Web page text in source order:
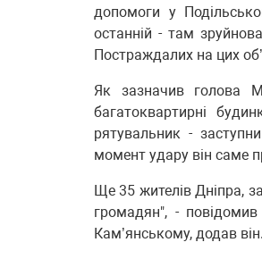
допомоги у
останній - там
Постраждалих на цих
Як зазначив голова
багатоквартирні
рятувальник -
момент удару він саме
Ще 35 жителів Дніпра,
громадян", -
Кам’янському, додав він.